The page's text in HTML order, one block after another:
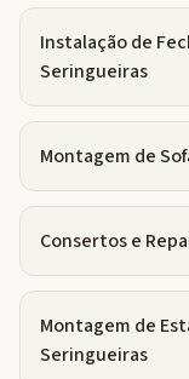
Instalação de
Seringueiras
Montagem de
Consertos e
Montagem de
Seringueiras